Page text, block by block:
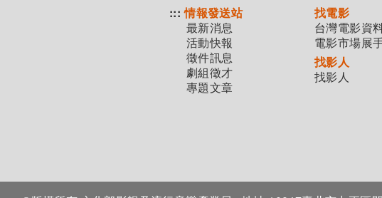
::: 情報發送站
最新消息
活動快報
徵件訊息
劇組徵才
專題文章
找電影
台灣電影資
電影市場展
找影人
找影人